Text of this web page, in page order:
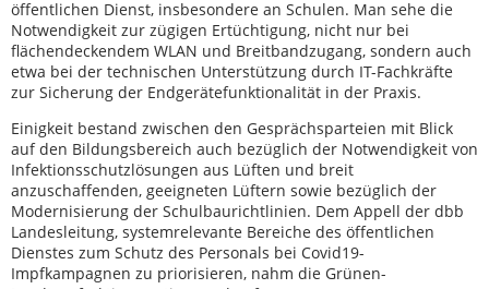
öffentlichen Dienst, insbesondere an Schulen. Man sehe die
Notwendigkeit zur zügigen Ertüchtigung, nicht nur bei
flächendeckendem WLAN und Breitbandzugang, sondern auch
etwa bei der technischen Unterstützung durch IT-Fachkräfte
zur Sicherung der Endgerätefunktionalität in der Praxis.
Einigkeit bestand zwischen den Gesprächsparteien mit Blick
auf den Bildungsbereich auch bezüglich der Notwendigkeit von
Infektionsschutzlösungen aus Lüften und breit
anzuschaffenden, geeigneten Lüftern sowie bezüglich der
Modernisierung der Schulbaurichtlinien. Dem Appell der dbb
Landesleitung, systemrelevante Bereiche des öffentlichen
Dienstes zum Schutz des Personals bei Covid19-
Impfkampagnen zu priorisieren, nahm die Grünen-